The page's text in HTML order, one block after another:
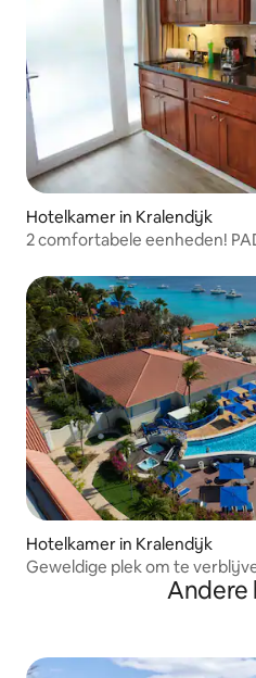
Hotelkamer in Kralendijk
2 comfortabele eenheden!
Hotelkamer in Kralendijk
Geweldige plek om te
Andere